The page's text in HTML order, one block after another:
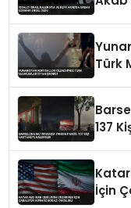
Türk
137
İçin